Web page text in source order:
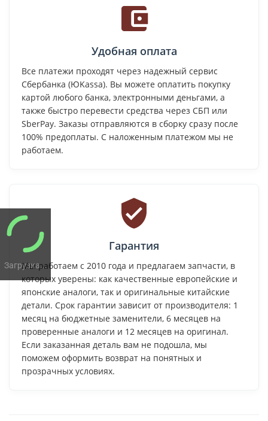
Загрузка...
Удобная оплата
Все платежи проходят через надежный сервис
Сбербанка (ЮKassa). Вы можете оплатить покупку
картой любого банка, электронными деньгами, а
также быстро перевести средства через СБП или
SberPay. Заказы отправляются в сборку сразу после
100% предоплаты. С наложенным платежом мы не
работаем.
Гарантия
Мы работаем с 2010 года и предлагаем запчасти, в
которых уверены: как качественные европейские и
японские аналоги, так и оригинальные китайские
детали. Срок гарантии зависит от производителя: 1
месяц на бюджетные заменители, 6 месяцев на
проверенные аналоги и 12 месяцев на оригинал.
Если заказанная деталь вам не подошла, мы
поможем оформить возврат на понятных и
прозрачных условиях.